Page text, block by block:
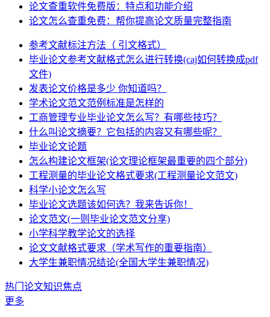
论文查重软件免费版：特点和功能介绍
论文怎么查重免费：帮你提高论文质量完整指南
参考文献标注方法（ 引文格式）
毕业论文参考文献格式怎么进行转换(caj如何转换成pdf
文件)
发表论文价格是多少 你知道吗？
学术论文范文范例标准是怎样的
工商管理专业毕业论文怎么写？有哪些技巧？
什么叫论文摘要？它包括的内容又有哪些呢？
毕业论文论题
怎么构建论文框架(论文理论框架最重要的四个部分)
工程测量的毕业论文格式要求(工程测量论文范文)
科学小论文怎么写
毕业论文选题该如何选？我来告诉你！
论文范文(一则毕业论文范文分享)
小学科学教学论文的选择
论文文献格式要求（学术写作的重要指南）
大学生兼职情况结论(全国大学生兼职情况)
热门论文知识焦点
更多